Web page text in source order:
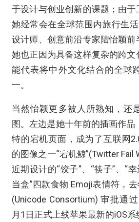
于设计与创业创新的课题；由于
她经常会在全球范围内旅行生
设计师、创意前沿专家陆怡颖前
她也正因为具备这样复杂的跨文
能代表将中外文化结合的全球
一。
当然怡颖更多被人所熟知，还
图。左边是她十年前的插画作
特的宕机页面，成为了互联网
的图像之一“宕机鲸”(Twitter Fail
近期设计的“饺子”、“筷子”、“
当盒”四款食物 Emoji表情符，
(Unicode Consortium) 审批通
月1日正式上线苹果最新的iOS